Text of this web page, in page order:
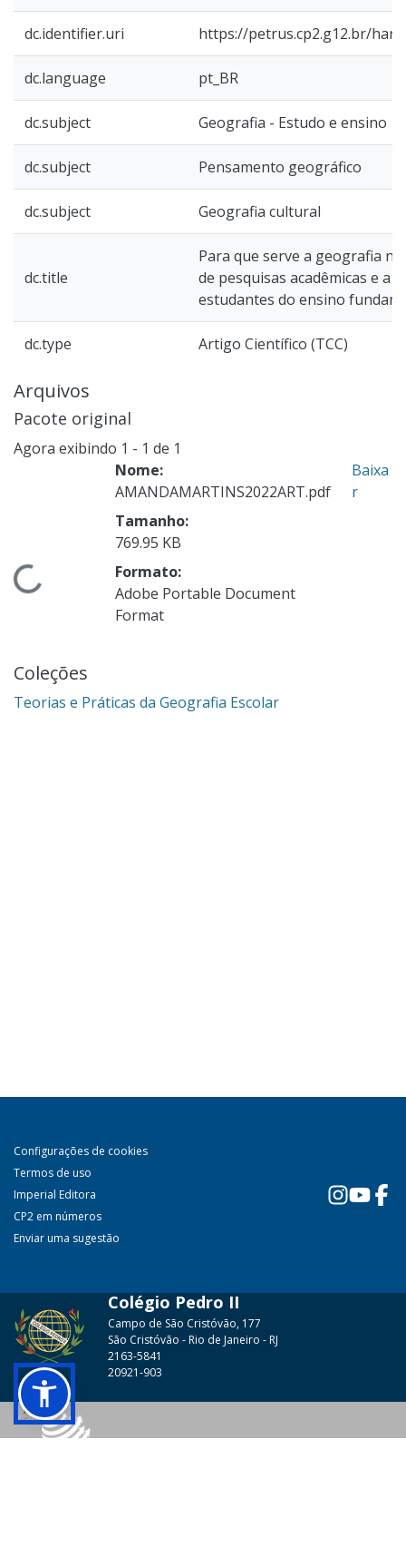
dc.identifier.uri https://petrus.cp2.g12.br/
dc.language pt_BR
dc.subject Geografia - Estudo e ensino
dc.subject Pensamento geográfico
dc.subject Geografia cultural
dc.title
Para que serve a geografia
de pesquisas acadêmicas e a
estudantes do ensino
dc.type Artigo Científico (TCC)
Arquivos
Pacote original
Agora exibindo 1 - 1 de 1
Carregando...
Nome:
AMANDAMARTINS2022ART.pdf
Tamanho:
769.95 KB
Formato:
Adobe Portable Document
Format
Baixa
r
Coleções
Teorias e Práticas da Geografia Escolar
Configurações de cookies
Termos de uso
Imperial Editora
CP2 em números
Enviar uma sugestão
Colégio Pedro II
Campo de São Cristóvão, 177
São Cristóvão - Rio de Janeiro - RJ
2163-5841
20921-903